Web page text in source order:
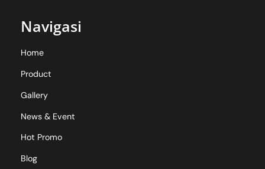
Navigasi
Home
Product
Gallery
News & Event
Hot Promo
Blog